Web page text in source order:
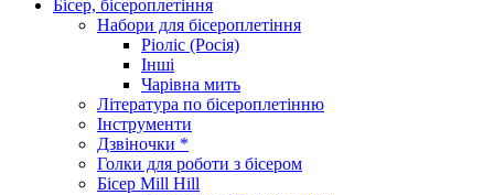
Бісер, бісероплетіння
Набори для бісероплетіння
Ріоліс (Росія)
Інші
Чарівна мить
Література по бісероплетінню
Інструменти
Дзвіночки *
Голки для роботи з бісером
Бісер Mill Hill